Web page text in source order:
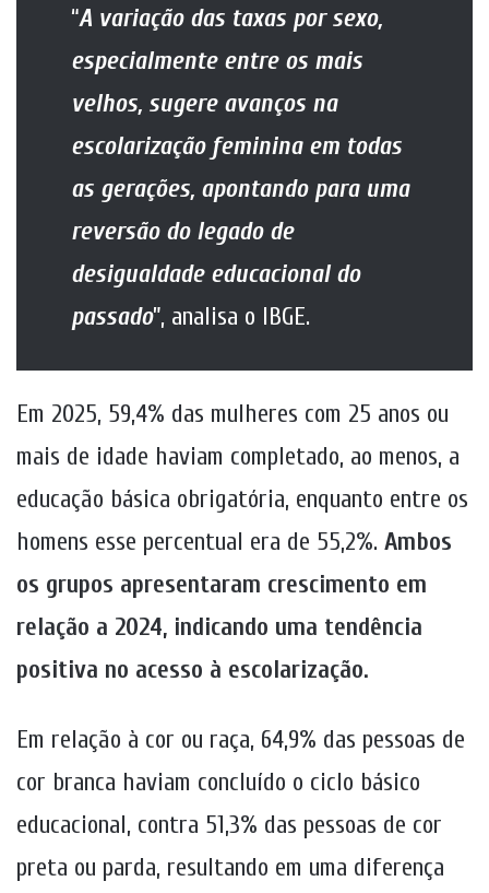
“A variação das taxas por sexo,
especialmente entre os mais
velhos, sugere avanços na
escolarização feminina em todas
as gerações, apontando para uma
reversão do legado de
desigualdade educacional do
passado”, analisa o IBGE.
Em 2025, 59,4% das mulheres com 25 anos ou
mais de idade haviam completado, ao menos, a
educação básica obrigatória, enquanto entre os
homens esse percentual era de 55,2%. Ambos
os grupos apresentaram crescimento em
relação a 2024, indicando uma tendência
positiva no acesso à escolarização.
Em relação à cor ou raça, 64,9% das pessoas de
cor branca haviam concluído o ciclo básico
educacional, contra 51,3% das pessoas de cor
preta ou parda, resultando em uma diferença